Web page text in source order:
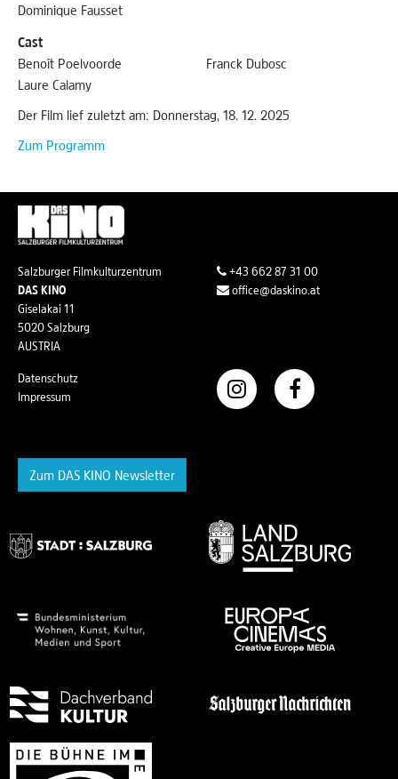
Dominique Fausset
Cast
Benoît Poelvoorde
Laure Calamy
Franck Dubosc
Der Film lief zuletzt am: Donnerstag, 18. 12. 2025
Zum Programm
Salzburger Filmkulturzentrum
DAS KINO
Giselakai 11
5020 Salzburg
AUSTRIA
+43 662 87 31 00
office@daskino.at
Datenschutz
Impressum
Zum DAS KINO Newsletter